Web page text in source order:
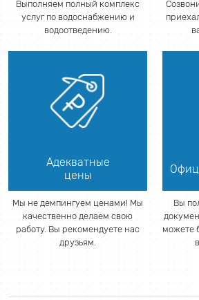
Выполняем полный комплекс
услуг по водоснабжению и
водоотведению.
Адекватные
цены
Мы не демпингуем ценами! Мы
качественно делаем свою
работу. Вы рекомендуете нас
друзьям.
Вы
можете